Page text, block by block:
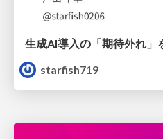
starfish719